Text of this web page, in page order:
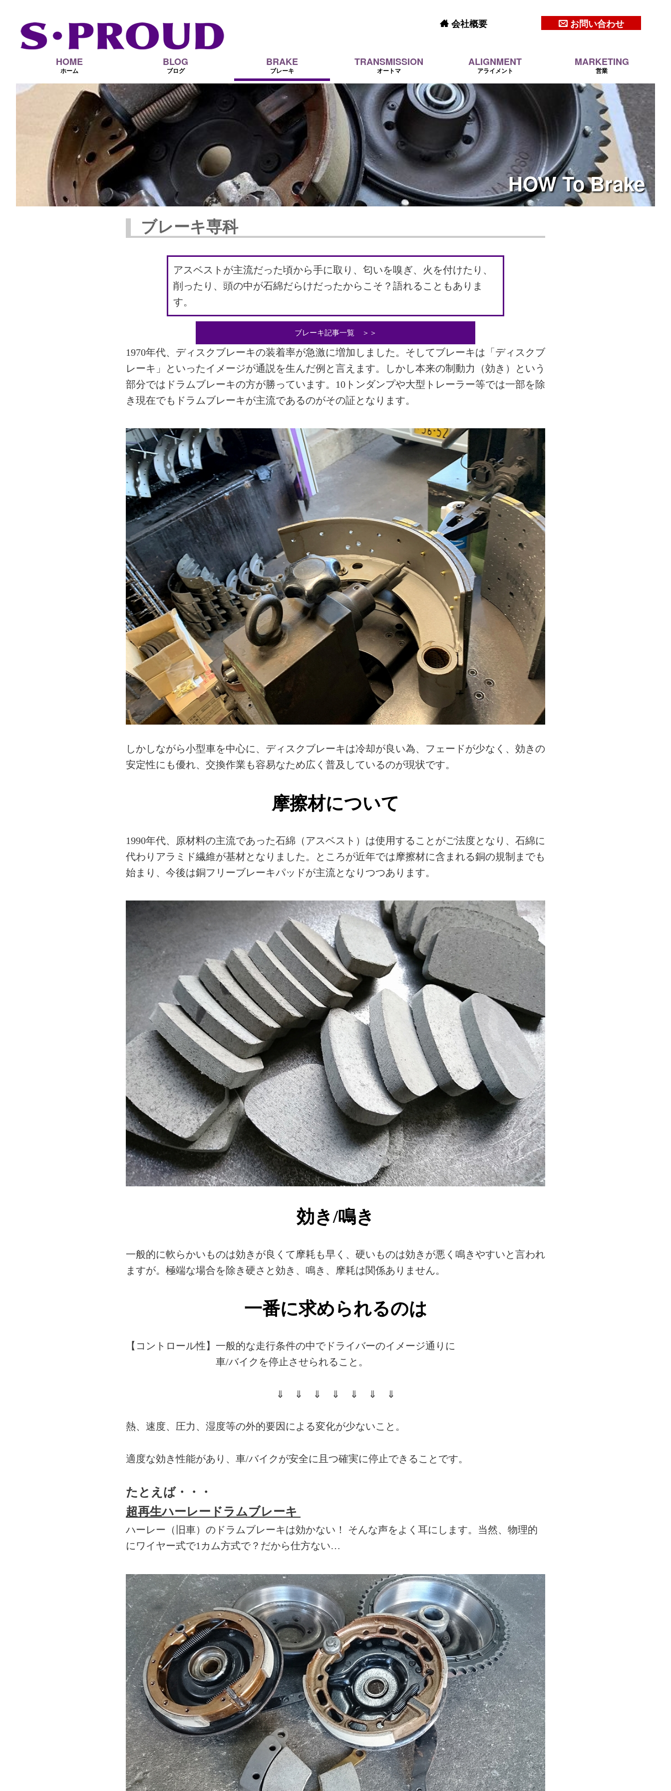
会社概要 お問い合わせ
HOME
ホーム
BLOG
ブログ
BRAKE
ブレーキ
TRANSMISSION
オートマ
ALIGNMENT
アライメント
MARKETING
営業
HOW To Brake
ブレーキ専科
アスベストが主流だった頃から手に取り、匂いを嗅ぎ、火を付けたり、
削ったり、頭の中が石綿だらけだったからこそ？語れることもありま
す。
ブレーキ記事一覧 ＞＞
1970年代、ディスクブレーキの装着率が急激に増加しました。そしてブレーキは「ディスクブ
レーキ」といったイメージが通説を生んだ例と言えます。しかし本来の制動力（効き）という
部分ではドラムブレーキの方が勝っています。 10 トンダンプや大型トレーラー等では一部を除
き現在でもドラムブレーキが主流であるのがその証となります。
しかしながら小型車を中心に、ディスクブレーキは冷却が良い為、フェードが少なく、効きの
安定性にも優れ、交換作業も容易なため広く普及しているのが現状です。
摩擦材について
1990年代、原材料の主流であった石綿（アスベスト）は使用することがご法度となり、石綿に
代わりアラミド繊維が基材となりました。ところが近年では摩擦材に含まれる銅の規制までも
始まり、今後は銅フリーブレーキパッドが主流となりつつあります。
効き/鳴き
一般的に軟らかいものは効きが良くて摩耗も早く、硬いものは効きが悪く鳴きやすいと言われ
ますが。極端な場合を除き硬さと効き、鳴き、摩耗は関係ありません。
一番に求められるのは
【コントロール性】一般的な走行条件の中でドライバーのイメージ通りに
車/バイクを停止させられること。
⇓ ⇓ ⇓ ⇓ ⇓ ⇓ ⇓
熱、速度、圧力、湿度等の外的要因による変化が少ないこと。
適度な効き性能があり、車/バイクが安全に且つ確実に停止できることです。
たとえば・・・
超再生ハーレードラムブレーキ
ハーレー（旧車）のドラムブレーキは効かない！ そんな声をよく耳にします。当然、物理的
にワイヤー式で1カム方式で？だから仕方ない…